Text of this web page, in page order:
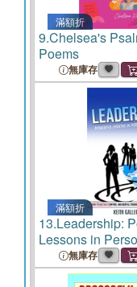
滿額折
9.Chelsea's
Poems
無庫存
滿額折
13.Leadership:
Lessons in
(How to Use
Mental
無庫存